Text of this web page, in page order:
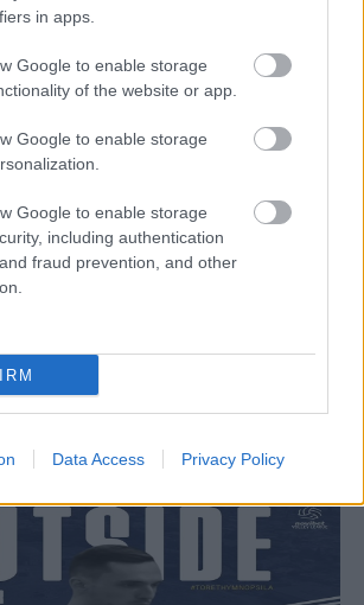
in apps.
Google to enable storage
of the website or app.
Google to enable storage
Google to enable storage
including authentication
fraud prevention, and other
Data Access Privacy Policy
μας